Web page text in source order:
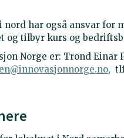
nord har også ansvar for
og tilbyr kurs og
Norge er: Trond Einar
,